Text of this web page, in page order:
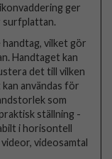
ger
vilket gör
Handtaget kan
det till vilken
användas för
som
ställning -
i horisontell
videosamtal